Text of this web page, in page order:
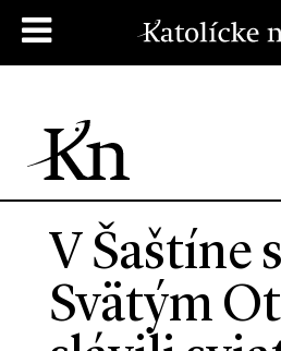
V Šaštíne
Svätým